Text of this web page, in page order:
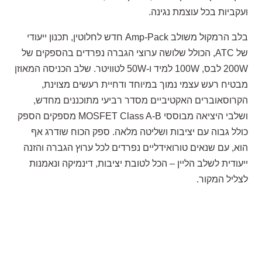
ועקביות בכל עוצמת נגינה.
בלב הרמקול משולב Amp-Pack חדש לחלוטין, תכנון ייעודי
של ATC, הכולל שלושה ערוצי הגברה נפרדים בהספקים של
200W לבס, 100W למיד ו-50W לטוויטר. שלב הכניסה המאוזן
מבטיח רעש עצמי נמוך במיוחד ודחיית רעשים מצוינת,
הקרוסאוברים האקטיביים מסדר רביעי מתוכננים מחדש,
ושלבי היציאה מבוססי MOSFET Class A-B מספקים הספק
כולל גבוה עם יציבות ושליטה מלאה. ספק הכוח שודרג אף
הוא, עם שנאים טורואידליים נפרדים לכל ערוץ הגברה והזנה
ייעודית לשלב הליין – הכל לטובת יציבות, דינמיקה ונאמנות
לצליל המקור.